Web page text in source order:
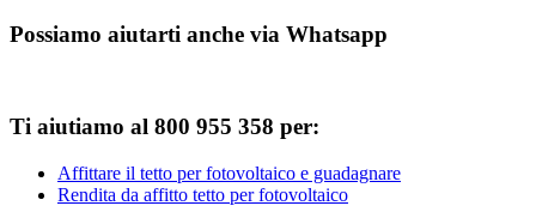
Possiamo aiutarti anche via Whatsapp
Ti aiutiamo al 800 955 358 per:
Affittare il tetto per fotovoltaico e guadagnare
Rendita da affitto tetto per fotovoltaico